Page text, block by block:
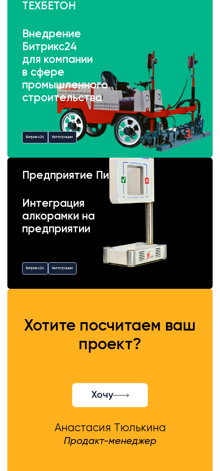
ТЕХБЕТОН
Внедрение
Битрикс24
для компании
в сфере
промышленного
строительства
Битрикс24 Интеграции
Предприятие Пик
Интеграция
алкорамки на
предприятии
Битрикс24 Интеграции
Хотите посчитаем ваш
проект?
Хочу
Анастасия Тюлькина
Продакт-менеджер